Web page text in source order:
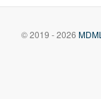
© 2019 - 2026 MDML